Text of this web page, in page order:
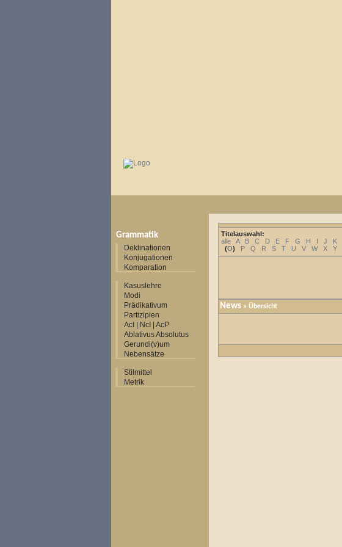
Grammatik
Deklinationen
Konjugationen
Komparation
Kasuslehre
Modi
Prädikativum
Partizipien
AcI | NcI | AcP
Ablativus Absolutus
Gerundi(v)um
Nebensätze
Stilmittel
Metrik
Titelauswahl:
alle
A B C D E F G H I J K
(O) P Q R S T U V W X Y
News » Übersicht